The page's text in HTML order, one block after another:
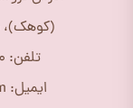
(کوهک)،
تلفن: 09195539970 (10 الی 18 )
ایمیل: purehome1399@gmail.com